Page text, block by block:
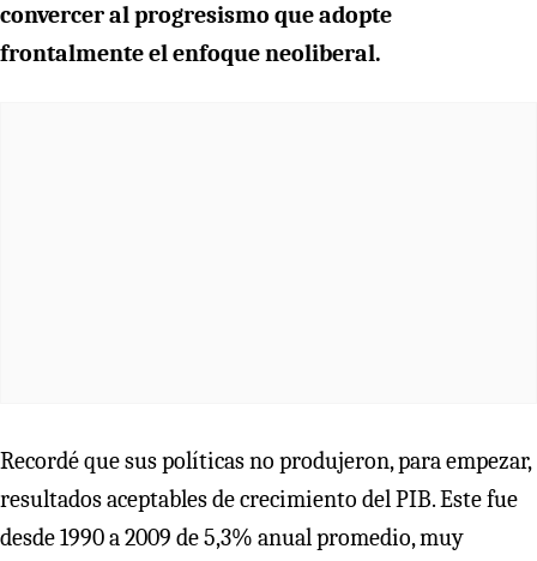
convercer al progresismo que adopte
frontalmente el enfoque neoliberal.
Recordé que sus políticas no produjeron, para empezar,
resultados aceptables de crecimiento del PIB. Este fue
desde 1990 a 2009 de 5,3% anual promedio, muy